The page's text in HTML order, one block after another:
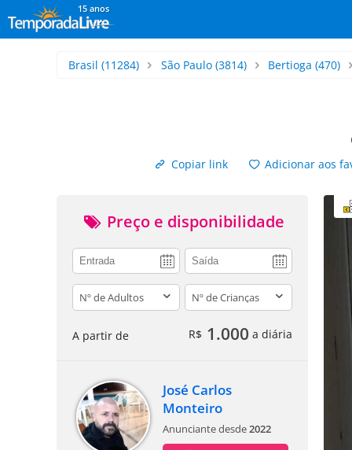
15 anos
Brasil (11284) São Paulo(3814) Bertioga (470)
Copiar link
Adicionar aos
Preço e disponibilidade
adults children
A partir de R$ 1.000 a diária
José Carlos
Monteiro
Anunciante desde2022